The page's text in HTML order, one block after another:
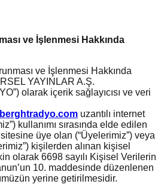
ve İşlenmesi Hakkında
ve İşlenmesi Hakkında
YAYINLAR A.Ş.
olarak içerik sağlayıcısı ve veri
uzantılı internet
kullanımı sırasında elde edilen
üye olan (“Üyelerimiz”) veya
kişilerden alınan kişisel
olarak 6698 sayılı Kişisel Verilerin
10. maddesinde düzenlenen
yerine getirilmesidir.